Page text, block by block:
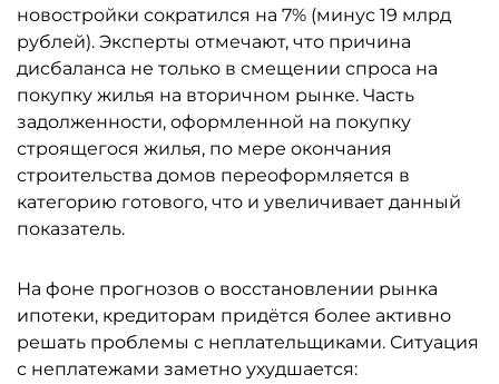
новостройки сократился на 7% (минус 19 млрд
рублей). Эксперты отмечают, что причина
дисбаланса не только в смещении спроса на
покупку жилья на вторичном рынке. Часть
задолженности, оформленной на покупку
строящегося жилья, по мере окончания
строительства домов переоформляется в
категорию готового, что и увеличивает данный
показатель.
На фоне прогнозов о восстановлении рынка
ипотеки, кредиторам придётся более активно
решать проблемы с неплательщиками. Ситуация
с неплатежами заметно ухудшается: